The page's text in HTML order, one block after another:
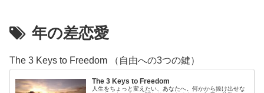
年の差恋愛
The 3 Keys to Freedom （自由への3つの鍵）
The 3 Keys to Freedom
人生をちょっと変えたい、あなたへ。何かから抜け出せな